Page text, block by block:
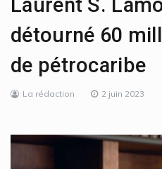
Laurent S.
détourné 60
de pétrocaribe
La rédaction 2 juin 2023